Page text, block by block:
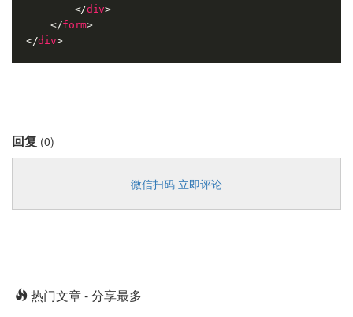
</div>
</form>
</div>
回复 (0)
微信扫码 立即评论
热门文章 - 分享最多